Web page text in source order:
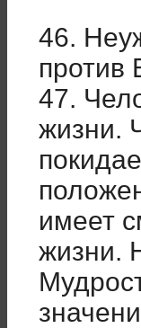
46.
против
47.
жизни.
имеет
жизни.